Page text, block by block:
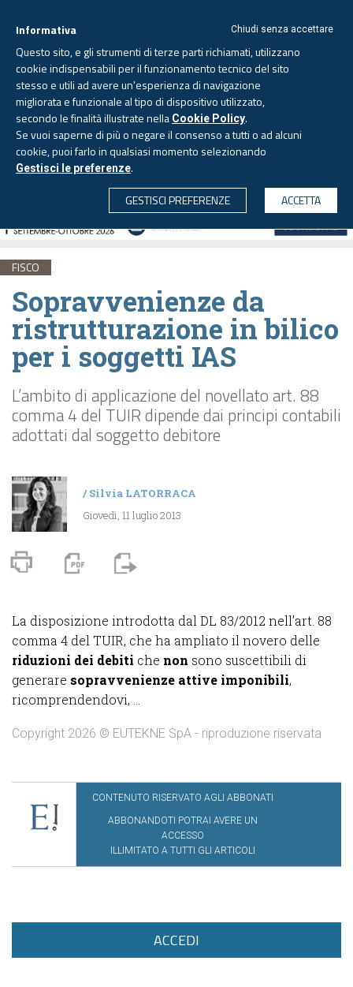
CERCA
Sabato, 8 agosto 2026 - Aggiornato alle 6.00
FISCO
Sopravvenienze da
ristrutturazione in bilico
per i soggetti IAS
L’ambito di applicazione del novellato art. 88
comma 4 del TUIR dipende dai principi contabili
adottati dal soggetto debitore
/Silvia LATORRACA
Giovedì, 11 luglio 2013
La disposizione introdotta dal DL 83/2012 nell’art. 88
comma 4 del TUIR, che ha ampliato il novero delle
riduzioni dei debiti che non sono suscettibili di
generare sopravvenienze attive imponibili,
ricomprendendovi, ...
Copyright 2026 © EUTEKNE SpA - riproduzione riservata
CONTENUTO RISERVATO AGLI ABBONATI
ABBONANDOTI POTRAI AVERE UN
ACCESSO
ILLIMITATO A TUTTI GLI ARTICOLI
ACCEDI
Chiudi senza accettare
Informativa
Questo sito, e gli strumenti di terze parti richiamati, utilizzano
cookie indispensabili per il funzionamento tecnico del sito
stesso e utili ad avere un'esperienza di navigazione
migliorata e funzionale al tipo di dispositivo utilizzato,
secondo le finalità illustrate nella Cookie Policy.
Se vuoi saperne di più o negare il consenso a tutti o ad alcuni
cookie, puoi farlo in qualsiasi momento selezionando
Gestisci le preferenze.
GESTISCI PREFERENZE
ACCETTA